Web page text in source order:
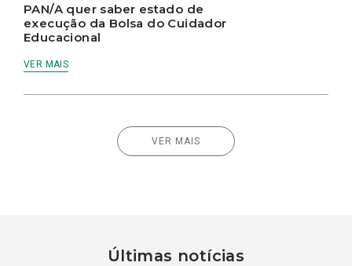
PAN/A quer saber estado de
execução da Bolsa do Cuidador
Educacional
VER MAIS
VER MAIS
Últimas notícias